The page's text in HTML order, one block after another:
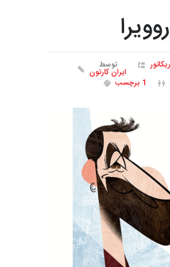
توسط
ایران کارتون
1 برچسب